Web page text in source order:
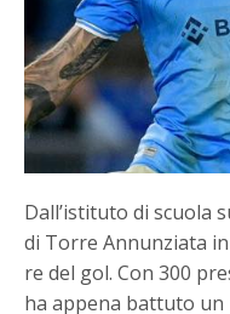
Dall’istituto di scuola
di Torre Annunziata
re del gol. Con 300
ha appena battuto